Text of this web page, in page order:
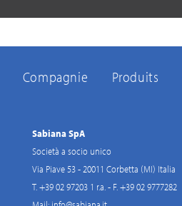
Compagnie Produits
Sabiana SpA
Società a socio unico
Via Piave 53 - 20011 Corbetta (MI) Italia
T. +39 02 97203 1 r.a. - F. +39 02 9777282